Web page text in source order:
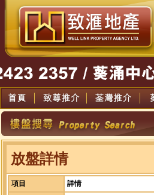
放盤詳情
項目
詳情